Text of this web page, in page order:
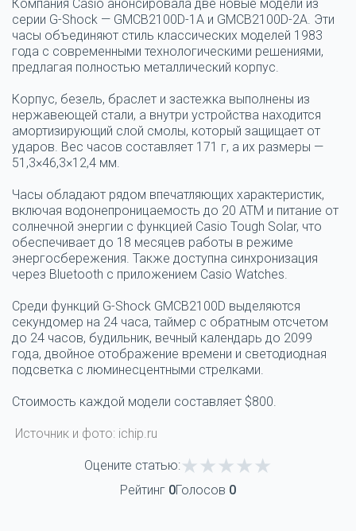
Компания Casio анонсировала две новые модели из
серии G-Shock — GMCB2100D-1A и GMCB2100D-2A. Эти
часы объединяют стиль классических моделей 1983
года с современными технологическими решениями,
предлагая полностью металлический корпус.
Корпус, безель, браслет и застежка выполнены из
нержавеющей стали, а внутри устройства находится
амортизирующий слой смолы, который защищает от
ударов. Вес часов составляет 171 г, а их размеры —
51,3×46,3×12,4 мм.
Часы обладают рядом впечатляющих характеристик,
включая водонепроницаемость до 20 АТМ и питание от
солнечной энергии с функцией Casio Tough Solar, что
обеспечивает до 18 месяцев работы в режиме
энергосбережения. Также доступна синхронизация
через Bluetooth с приложением Casio Watches.
Среди функций G-Shock GMCB2100D выделяются
секундомер на 24 часа, таймер с обратным отсчетом
до 24 часов, будильник, вечный календарь до 2099
года, двойное отображение времени и светодиодная
подсветка с люминесцентными стрелками.
Стоимость каждой модели составляет $800.
Источник и фото: ichip.ru
Оцените статью:
Рейтинг 0Голосов 0